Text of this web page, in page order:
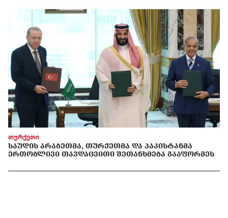
თურქეთი
ᲡᲐᲣᲓᲘᲡ ᲐᲠᲐᲑᲔᲗᲛᲐ, ᲗᲣᲠᲥᲔᲗᲛᲐ ᲓᲐ ᲞᲐᲙᲘᲡᲢᲐᲜᲛᲐ
ᲔᲠᲗᲝᲑᲚᲘᲕᲘ ᲗᲐᲕᲓᲐᲪᲕᲘᲗᲘ ᲨᲔᲗᲐᲜᲮᲛᲔᲑᲐ ᲒᲐᲐᲤᲝᲠᲛᲔᲡ